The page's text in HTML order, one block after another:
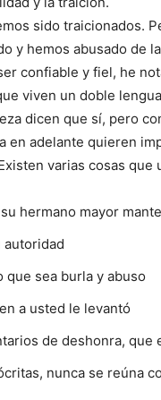
sido traicionados.
y hemos abusado de
confiable y fiel, he
viven un doble
dicen que sí, pero
en adelante quieren
varias cosas
hermano mayor
autoridad
sea burla y abuso
a usted le levantó
de deshonra, que
nunca se reúna